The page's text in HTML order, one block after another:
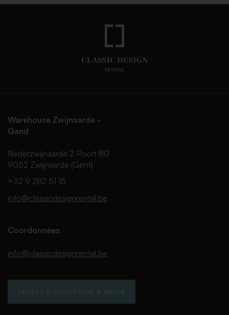
Warehouse Zwijnaarde -
Gand
Nederzwijnaarde 2 Poort 80
9052 Zwijnaarde (Gent)
+32 9 282 51 15
info@classicdesignrental.be
Coordonnées
info@classicdesignrental.be
HEURES D'OUVERTURE & INFOS